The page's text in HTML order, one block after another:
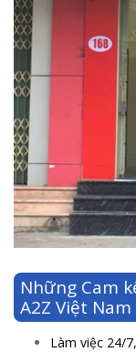
Những Cam
A2Z Việt Nam
Làm việc 24/